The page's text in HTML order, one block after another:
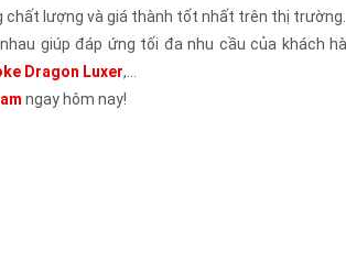
chất lượng và giá thành tốt nhất trên thị trường.
giúp đáp ứng tối đa nhu cầu của khách
Dragon Luxer,...
ngay hôm nay!